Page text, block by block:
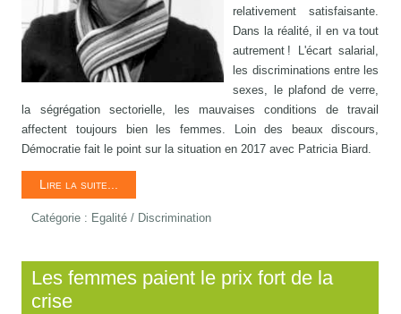
relativement satisfaisante.
Dans la réalité, il en va tout
autrement ! L'écart salarial,
les discriminations entre les
sexes, le plafond de verre,
la ségrégation sectorielle, les mauvaises conditions de travail
affectent toujours bien les femmes. Loin des beaux discours,
Démocratie fait le point sur la situation en 2017 avec Patricia Biard.
Lire la suite...
Catégorie : Egalité / Discrimination
Les femmes paient le prix fort de la
crise